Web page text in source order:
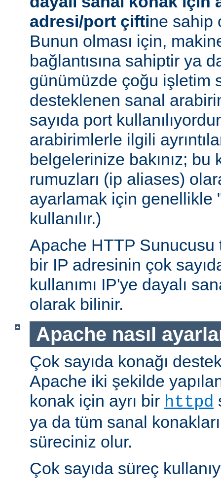
adresi/port çiftine sahip
Bunun olması için,
bağlantısına sahiptir ya
günümüzde çoğu işletim
desteklenen sanal
sayıda port
arabirimlerle ilgili
belgelerinize bakınız;
rumuzları (ip aliases)
ayarlamak için genellikle
kullanılır.)
Apache HTTP
bir IP adresinin çok
kullanımı IP'ye dayalı
olarak bilinir.
Apache nasıl
Çok sayıda konağı
Apache iki şekilde
konak için ayrı bir httpd
ya da tüm sanal
süreciniz olur.
Çok sayıda süreç